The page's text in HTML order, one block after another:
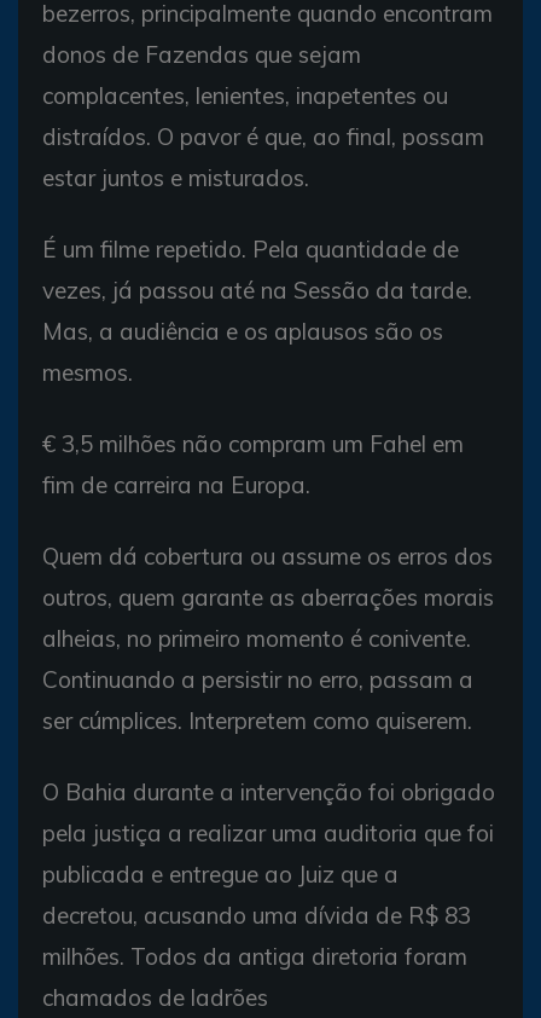
bezerros, principalmente quando encontram
donos de Fazendas que sejam
complacentes, lenientes, inapetentes ou
distraídos. O pavor é que, ao final, possam
estar juntos e misturados.
É um filme repetido. Pela quantidade de
vezes, já passou até na Sessão da tarde.
Mas, a audiência e os aplausos são os
mesmos.
€ 3,5 milhões não compram um Fahel em
fim de carreira na Europa.
Quem dá cobertura ou assume os erros dos
outros, quem garante as aberrações morais
alheias, no primeiro momento é conivente.
Continuando a persistir no erro, passam a
ser cúmplices. Interpretem como quiserem.
O Bahia durante a intervenção foi obrigado
pela justiça a realizar uma auditoria que foi
publicada e entregue ao Juiz que a
decretou, acusando uma dívida de R$ 83
milhões. Todos da antiga diretoria foram
chamados de ladrões